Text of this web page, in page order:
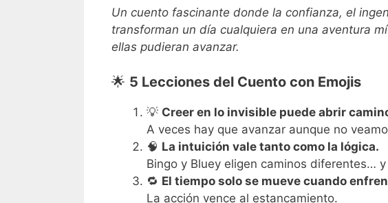
Un cuento fascinante donde la confianza, el
transforman un día cualquiera en una aventura
ellas pudieran avanzar.
🌟 5 Lecciones del Cuento con Emojis
💡 Creer en lo invisible puede abrir
A veces hay que avanzar aunque no
🧠 La intuición vale tanto como la lógica.
Bingo y Bluey eligen caminos diferentes…
🔁 El tiempo solo se mueve cuando
La acción vence al estancamiento.